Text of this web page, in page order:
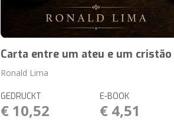
Carta entre um ateu e um cristão
Ronald Lima
GEDRUCKT
€ 10,52
E-BOOK
€ 4,51